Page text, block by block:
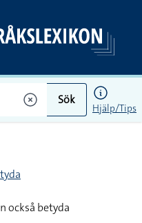
Sök
Hjälp/Tips
också betyda